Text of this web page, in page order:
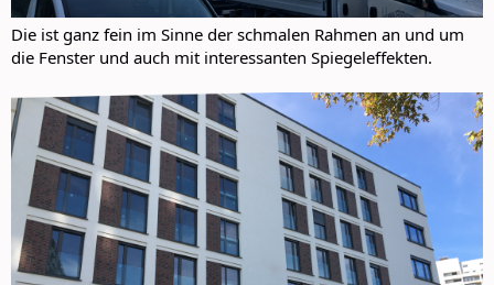
Die ist ganz fein im Sinne der schmalen Rahmen an und um
die Fenster und auch mit interessanten Spiegeleffekten.